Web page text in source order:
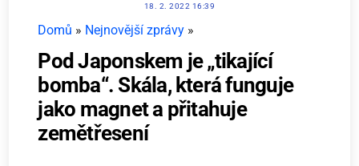
18. 2. 2022 16:39
Domů » Nejnovější zprávy »
Pod Japonskem je „tikající
bomba“. Skála, která funguje
jako magnet a přitahuje
zemětřesení